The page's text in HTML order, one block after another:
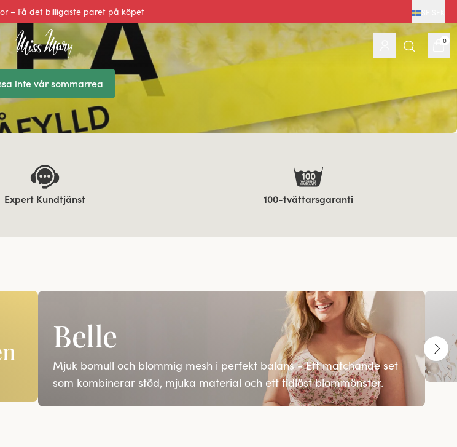
0 av 5
0
inte vår sommarrea
Expert Kundtjänst 100-tvättarsgaranti
Belle
Mjuk bomull och blommig mesh i perfekt balans - Ett matchande set
som kombinerar stöd, mjuka material och ett tidlöst blommönster.